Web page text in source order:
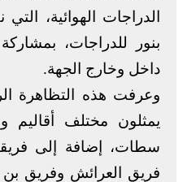
الدراجات الهوائية،
بنور للدراجات،
داخل وخارج الجهة.
يمثلون مختلف أقاليم
سطات، إضافة إلى
فريق العرائش وفريق بن